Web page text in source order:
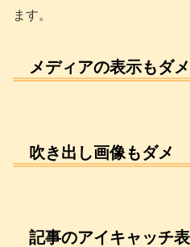
ます。
メディアの表示もダメ
吹き出し画像もダメ
記事のアイキャッチ